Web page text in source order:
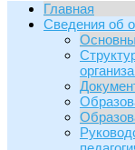
Главная
Сведения об